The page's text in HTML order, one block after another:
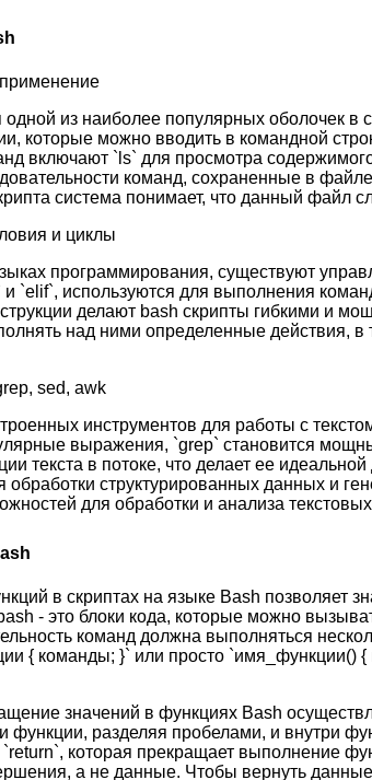
одной из наиболее популярных оболочек
которые можно вводить в командной
включают `ls` для просмотра
команд, сохраненные в
система понимает, что данный файл
и циклы
программирования, существуют
и `elif`, используются для выполнения
делают bash скрипты гибкими
над ними определенные действия, в
sed, awk
инструментов для работы с
выражения, `grep` становится
текста в потоке, что делает ее
обработки структурированных данных и
для обработки и анализа
в скриптах на языке Bash позволяет
- это блоки кода, которые можно
команд должна выполняться
{ команды; }` или просто
значений в функциях Bash
функции, разделяя пробелами, и внутри
которая прекращает выполнение
а не данные. Чтобы вернуть